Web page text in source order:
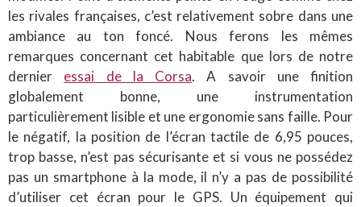
les rivales françaises, c’est relativement sobre dans une
ambiance au ton foncé. Nous ferons les mêmes
remarques concernant cet habitable que lors de notre
dernier essai de la Corsa. A savoir une finition
globalement bonne, une instrumentation
particulièrement lisible et une ergonomie sans faille. Pour
le négatif, la position de l’écran tactile de 6,95 pouces,
trop basse, n’est pas sécurisante et si vous ne possédez
pas un smartphone à la mode, il n’y a pas de possibilité
d’utiliser cet écran pour le GPS. Un équipement qui